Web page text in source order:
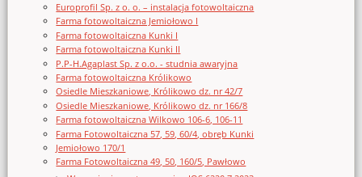
Europrofil Sp. z o. o. – instalacja fotowoltaiczna
Farma fotowoltaiczna Jemiołowo I
Farma fotowoltaiczna Kunki I
Farma fotowoltaiczna Kunki II
P.P-H.Agaplast Sp. z o.o. - studnia awaryjna
Farma fotowoltaiczna Królikowo
Osiedle Mieszkaniowe, Królikowo dz. nr 42/7
Osiedle Mieszkaniowe, Królikowo dz. nr 166/8
Farma fotowoltaiczna Wilkowo 106-6, 106-11
Farma Fotowoltaiczna 57, 59, 60/4, obręb Kunki
Jemiołowo 170/1
Farma Fotowoltaiczna 49, 50, 160/5, Pawłowo